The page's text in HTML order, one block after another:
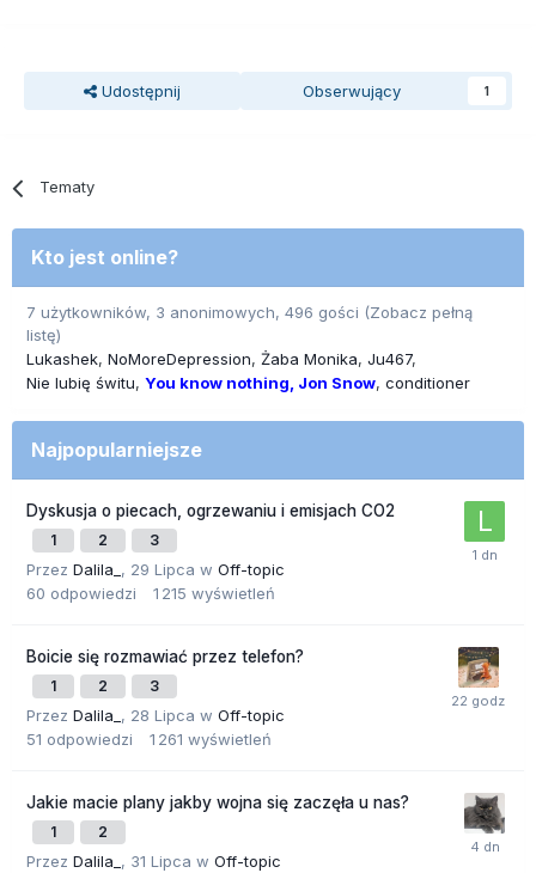
Udostępnij Obserwujący 1
Tematy
Kto jest online?
7 użytkowników, 3 anonimowych, 496 gości (Zobacz pełną
listę)
Lukashek NoMoreDepression Żaba Monika Ju467
Nie lubię świtu You know nothing, Jon Snow conditioner
Najpopularniejsze
Dyskusja o piecach, ogrzewaniu i emisjach CO2
1 2 3
Przez Dalila_ , 29 Lipca w Off-topic
60 odpowiedzi 1 215 wyświetleń
Boicie się rozmawiać przez telefon?
1 2 3
Przez Dalila_ , 28 Lipca w Off-topic
51 odpowiedzi 1 261 wyświetleń
Jakie macie plany jakby wojna się zaczęła u nas?
1 2
Przez Dalila_ , 31 Lipca w Off-topic